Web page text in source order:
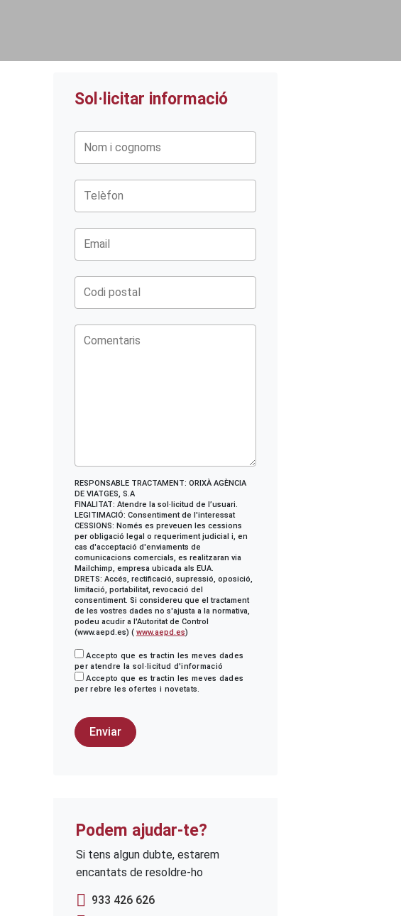
Sol·licitar informació
RESPONSABLE TRACTAMENT: ORIXÀ AGÈNCIA
DE VIATGES, S.A
FINALITAT: Atendre la sol·licitud de l’usuari.
LEGITIMACIÓ: Consentiment de l'interessat
CESSIONS: Només es preveuen les cessions
per obligació legal o requeriment judicial i, en
cas d'acceptació d'enviaments de
comunicacions comercials, es realitzaran via
Mailchimp, empresa ubicada als EUA.
DRETS: Accés, rectificació, supressió, oposició,
limitació, portabilitat, revocació del
consentiment. Si considereu que el tractament
de les vostres dades no s'ajusta a la normativa,
podeu acudir a l'Autoritat de Control
(www.aepd.es) ( www.aepd.es)
Accepto que es tractin les meves dades
per atendre la sol·licitud d'informació
Accepto que es tractin les meves dades
per rebre les ofertes i novetats.
Podem ajudar-te?
Si tens algun dubte, estarem
encantats de resoldre-ho
933 426 626